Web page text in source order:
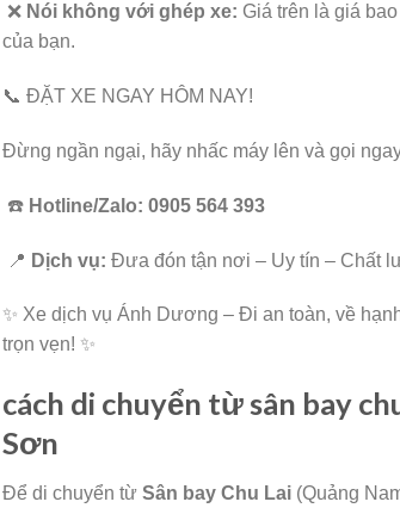
❌ Nói không với ghép xe: Giá trên là giá
của bạn.
📞 ĐẶT XE NGAY HÔM NAY!
Đừng ngần ngại, hãy nhấc máy lên và gọi
☎️ Hotline/Zalo: 0905 564 393
📍 Dịch vụ: Đưa đón tận nơi – Uy tín – Chất
✨ Xe dịch vụ Ánh Dương – Đi an toàn, về
trọn vẹn! ✨
cách di chuyển từ sân bay
Sơn
Để di chuyển từ Sân bay Chu Lai (Quảng